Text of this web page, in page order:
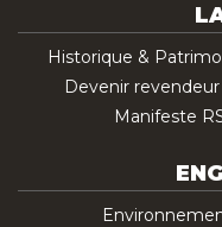
Historique &
Devenir revendeur
Manifeste